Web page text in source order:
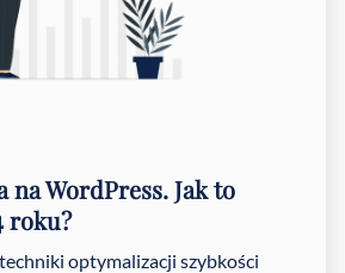
na WordPress. Jak to
roku?
optymalizacji szybkości